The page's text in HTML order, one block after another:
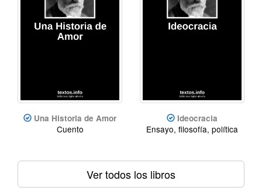
Una Historia de Amor
Cuento
Ideocracia
Ensayo, filosofía, política
Ver todos los libros